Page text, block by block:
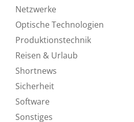
Netzwerke
Optische Technologien
Produktionstechnik
Reisen & Urlaub
Shortnews
Sicherheit
Software
Sonstiges